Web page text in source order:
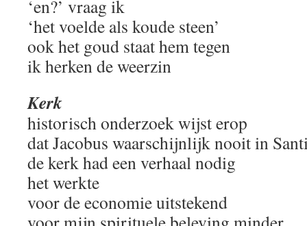
‘en?’ vraag ik
‘het voelde als koude steen’
ook het goud staat hem tegen
ik herken de weerzin
Kerk
historisch onderzoek wijst erop
dat Jacobus waarschijnlijk nooit in
de kerk had een verhaal nodig
het werkte
voor de economie uitstekend